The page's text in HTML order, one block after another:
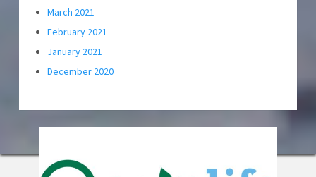
March 2021
February 2021
January 2021
December 2020